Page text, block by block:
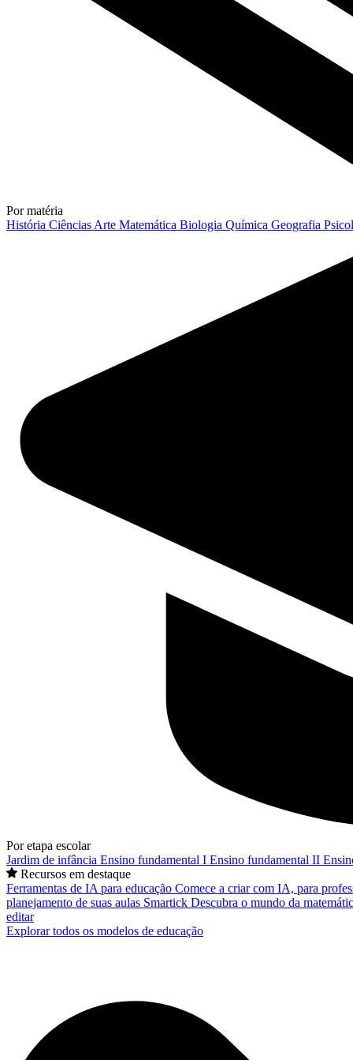
Por matéria
História Ciências Arte Matemática Biologia Química Geografia
Por etapa escolar
Jardim de infância Ensino fundamental I Ensino fundamental II
Recursos em destaque
Ferramentas de IA para educação Comece a criar com IA, para
planejamento de suas aulas Smartick Descubra o mundo da
editar
Explorar todos os modelos de educação